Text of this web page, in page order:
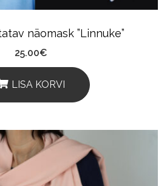
The
Product
näomask ”Linnuke”
25.00€
LISA KORVI